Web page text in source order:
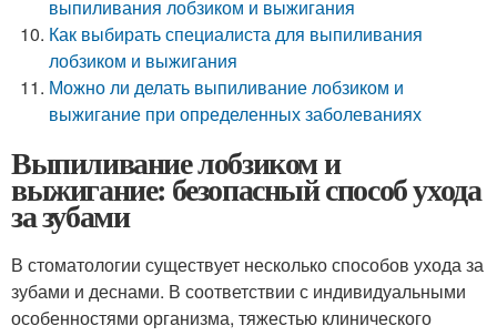
выпиливания лобзиком и выжигания
Как выбирать специалиста для выпиливания
лобзиком и выжигания
Можно ли делать выпиливание лобзиком и
выжигание при определенных заболеваниях
Выпиливание лобзиком и
выжигание: безопасный способ ухода
за зубами
В стоматологии существует несколько способов ухода за
зубами и деснами. В соответствии с индивидуальными
особенностями организма, тяжестью клинического